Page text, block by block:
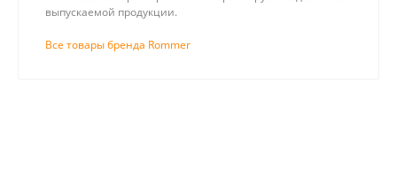
выпускаемой продукции.
Все товары бренда Rommer